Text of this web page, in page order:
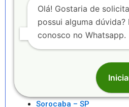
Saquarema – RJ
Senhor do Bonfim – BA
Seropédica – RJ
Sete Lagoas – MG
Sorocaba – SP
Olá! Gostaria de
possui alguma dúvida?
conosco no Whatsapp.